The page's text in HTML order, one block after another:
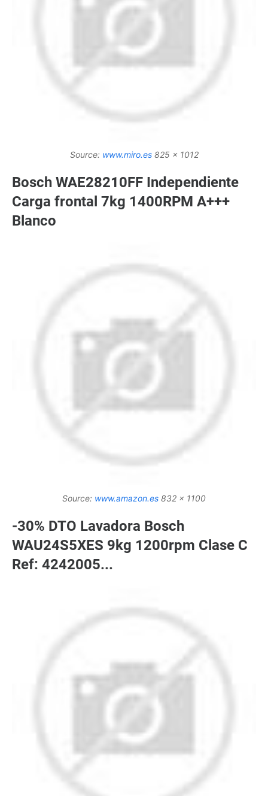
Source: www.miro.es825 x 1012
Bosch WAE28210FF Independiente
Carga frontal 7kg 1400RPM A+++
Blanco
Source: www.amazon.es 832 x 1100
-30% DTO Lavadora Bosch
WAU24S5XES 9kg 1200rpm Clase C
Ref: 4242005...